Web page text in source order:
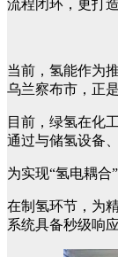
流程闭环，更打
当前，氢能作为
乌兰察布市，正
目前，绿氢在化
通过与储氢设备
为实现“氢电耦合
在制氢环节，为
系统具备秒级响